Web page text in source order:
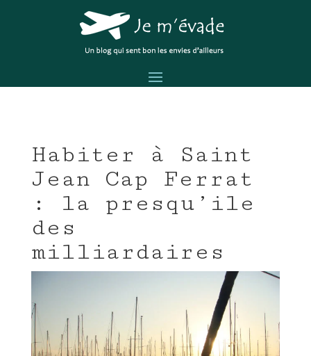
Habiter à Saint
Jean Cap Ferrat
: la presqu’ile
des
milliardaires